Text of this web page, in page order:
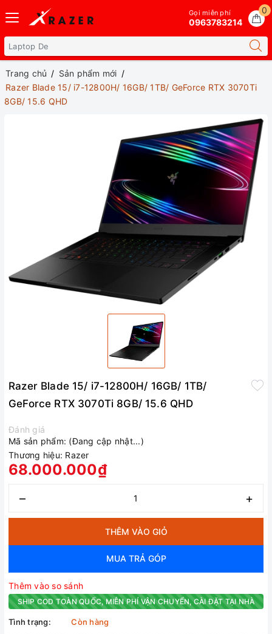
0
Gọi miễn phí
0963783214
Trang chủ
Sản phẩm mới
Razer Blade 15/ i7-12800H/ 16GB/ 1TB/ GeForce RTX 3070Ti
8GB/ 15.6 QHD
Razer Blade 15/ i7-12800H/ 16GB/ 1TB/
GeForce RTX 3070Ti 8GB/ 15.6 QHD
Đánh giá
Mã sản phẩm: (Đang cập nhật...)
Thương hiệu: Razer
68.000.000₫
– +
THÊM VÀO GIỎ
MUA TRẢ GÓP
Thêm vào so sánh
SHIP COD TOÀN QUỐC, MIỄN PHÍ VẬN CHUYỂN, CÀI ĐẶT TẠI NHÀ
Tình trạng: Còn hàng